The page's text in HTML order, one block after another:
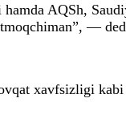
hamda AQSh,
—
xavfsizligi